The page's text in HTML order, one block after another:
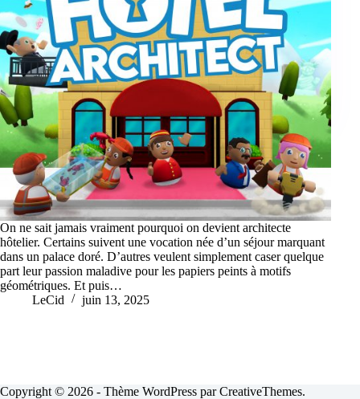
On ne sait jamais vraiment pourquoi on devient architecte
hôtelier. Certains suivent une vocation née d’un séjour marquant
dans un palace doré. D’autres veulent simplement caser quelque
part leur passion maladive pour les papiers peints à motifs
géométriques. Et puis…
LeCid
juin 13, 2025
Copyright © 2026 - Thème WordPress parCreativeThemes.